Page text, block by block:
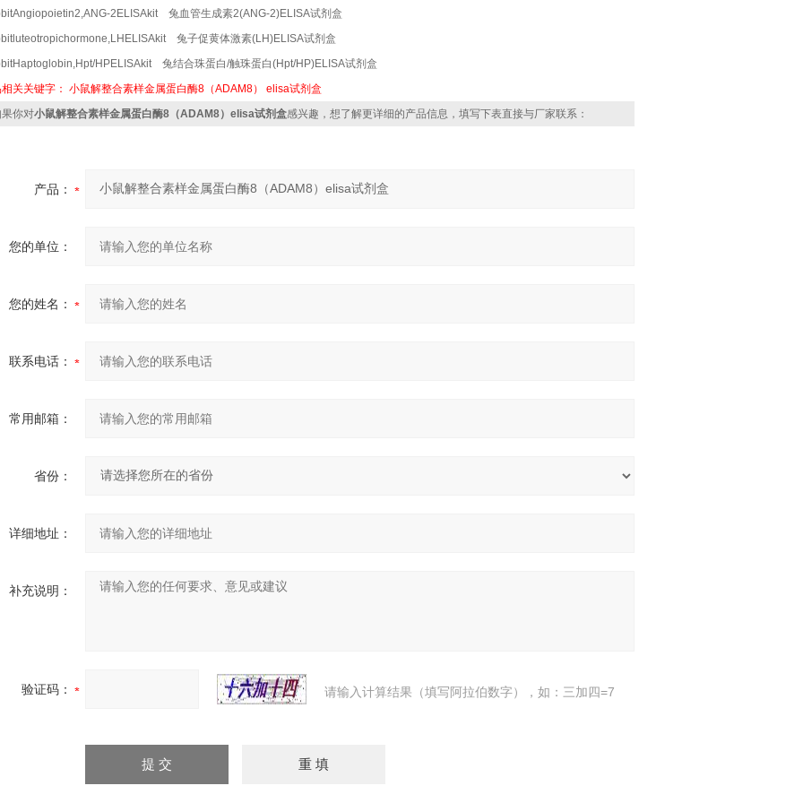
2ELISAkit 兔血管生成素2(ANG-2)ELISA试剂盒
兔子促黄体激素(LH)ELISA试剂盒
HPELISAkit 兔结合珠蛋白/触珠蛋白(Hpt/HP)ELISA试剂盒
关关键字： 小鼠解整合素样金属蛋白酶8（ADAM8）
elisa试剂盒
你对小鼠解整合素样金属蛋白酶8（ADAM8）elisa试剂盒感兴趣，想了解更详细的产品信息，填写下表直接与厂家联系：
产品：
您的单位：
您的姓名：
联系电话：
常用邮箱：
省份：
详细地址：
补充说明：
验证码： 请输入计算结果（填写阿拉伯数字），如：三加四=7